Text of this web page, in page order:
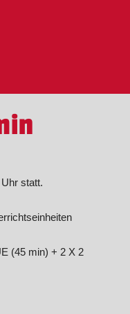
statt.
(45 min) + 2 X 2